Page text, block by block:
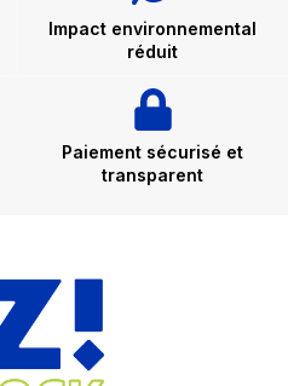
Impact environnemental
réduit
Paiement sécurisé et
transparent